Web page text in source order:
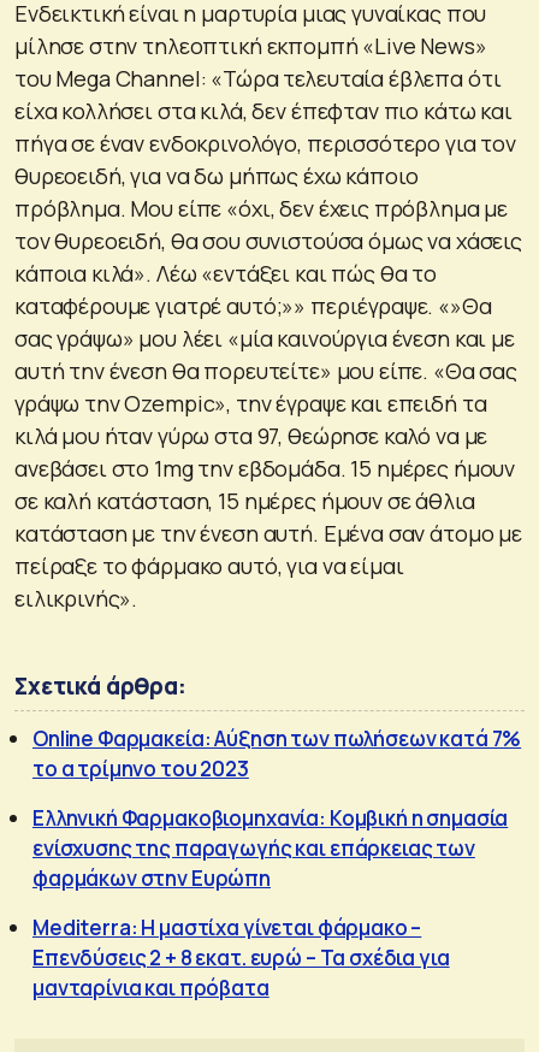
Ενδεικτική είναι η μαρτυρία μιας γυναίκας που
μίλησε στην τηλεοπτική εκπομπή «Live News»
του Mega Channel: «Τώρα τελευταία έβλεπα ότι
είχα κολλήσει στα κιλά, δεν έπεφταν πιο κάτω και
πήγα σε έναν ενδοκρινολόγο, περισσότερο για τον
θυρεοειδή, για να δω μήπως έχω κάποιο
πρόβλημα. Μου είπε «όχι, δεν έχεις πρόβλημα με
τον θυρεοειδή, θα σου συνιστούσα όμως να χάσεις
κάποια κιλά». Λέω «εντάξει και πώς θα το
καταφέρουμε γιατρέ αυτό;»» περιέγραψε. «»Θα
σας γράψω» μου λέει «μία καινούργια ένεση και με
αυτή την ένεση θα πορευτείτε» μου είπε. «Θα σας
γράψω την Ozempic», την έγραψε και επειδή τα
κιλά μου ήταν γύρω στα 97, θεώρησε καλό να με
ανεβάσει στο 1mg την εβδομάδα. 15 ημέρες ήμουν
σε καλή κατάσταση, 15 ημέρες ήμουν σε άθλια
κατάσταση με την ένεση αυτή. Εμένα σαν άτομο με
πείραξε το φάρμακο αυτό, για να είμαι
ειλικρινής».
Σχετικά άρθρα:
Online Φαρμακεία: Αύξηση των πωλήσεων κατά 7%
το α τρίμηνο του 2023
Ελληνική Φαρμακοβιομηχανία: Κομβική η σημασία
ενίσχυσης της παραγωγής και επάρκειας των
φαρμάκων στην Ευρώπη
Mediterra: Η μαστίχα γίνεται φάρμακο –
Επενδύσεις 2 + 8 εκατ. ευρώ – Τα σχέδια για
μανταρίνια και πρόβατα